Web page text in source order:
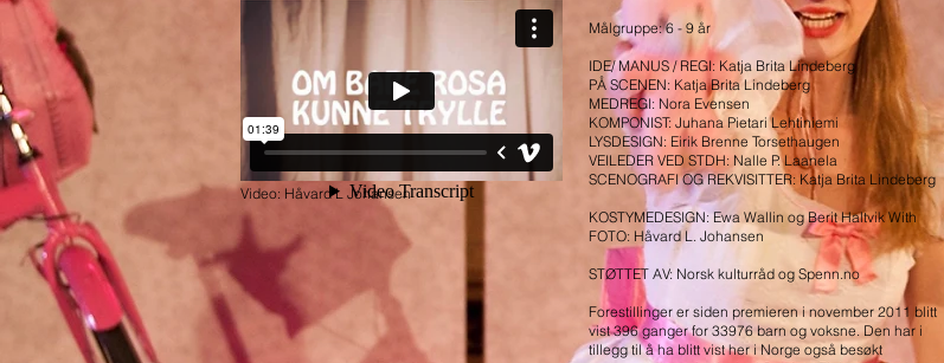
Målgruppe: 6 - 9 år
IDE/ MANUS / REGI: Katja Brita Lindeberg
PÅ SCENEN: Katja Brita Lindeberg
MEDREGI: Nora Evensen
KOMPONIST: Juhana Pietari Lehtiniemi
LYSDESIGN: Eirik Brenne Torsethaugen
VEILEDER VED STDH: Nalle P. Laanela
SCENOGRAFI OG REKVISITTER: Katja Brita Lindeberg
KOSTYMEDESIGN: Ewa Wallin og Berit Haltvik With
FOTO: Håvard L. Johansen
STØTTET AV: Norsk kulturråd og Spenn.no
Forestillinger er siden premieren i november 2011 blitt
vist 396 ganger for 33976 barn og voksne. Den har i
tillegg til å ha blitt vist her i Norge også besøkt
Video: Håvard L Johansen